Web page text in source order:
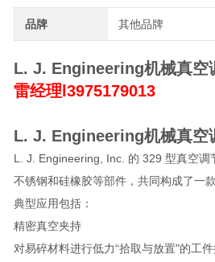
品牌 其他品牌
L. J. Engineering机械真空
雷经理l3975179013
L. J. Engineering机械真空
L. J. Engineering, Inc. 的 329 型真空调
不锈钢和硅橡胶等部件，共同构成了一
典型应用包括：
精密真空夹持
对易碎材料进行低力“拾取与放置"的工